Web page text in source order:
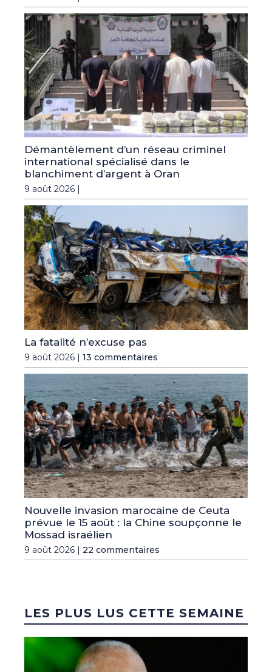
Démantèlement d’un réseau criminel
international spécialisé dans le
blanchiment d’argent à Oran
9 août 2026 |
La fatalité n’excuse pas
9 août 2026 | 13 commentaires
Nouvelle invasion marocaine de Ceuta
prévue le 15 août : la Chine soupçonne le
Mossad israélien
9 août 2026 | 22 commentaires
LES PLUS LUS CETTE SEMAINE